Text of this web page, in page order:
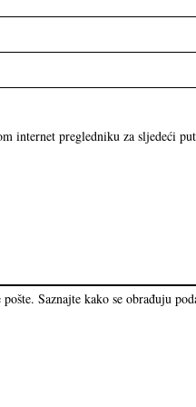
internet pregledniku za sljedeći
Saznajte kako se obrađuju